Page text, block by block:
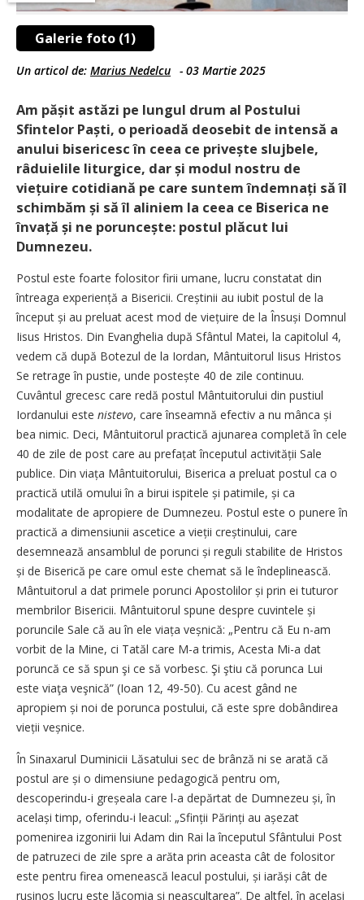
Galerie foto (1)
Un articol de: Marius Nedelcu - 03 Martie 2025
Am pășit astăzi pe lungul drum al Postului
Sfintelor Paști, o perioadă deosebit de intensă a
anului bise­ricesc în ceea ce privește slujbele,
râduielile liturgice, dar și modul nostru de
viețuire cotidiană pe care suntem îndemnați să îl
schimbăm și să îl aliniem la ceea ce Biserica ne
învață și ne poruncește: postul plăcut lui
Dumnezeu.
Postul este foarte folositor firii umane, lucru constatat din
întreaga expe­riență a Bisericii. Creștinii au iubit postul de la
început și au preluat acest mod de viețuire de la Însuși Domnul
Iisus Hristos. Din Evanghelia după Sfântul Matei, la capitolul 4,
vedem că după Botezul de la Iordan, Mântuitorul Iisus Hristos
Se retrage în pustie, unde postește 40 de zile continuu.
Cuvântul grecesc care redă postul Mântuitorului din pustiul
Iordanului este nistevo, care înseamnă efectiv a nu mânca și
bea nimic. Deci, Mântuitorul practică aju­narea completă în cele
40 de zile de post care au prefațat începutul activității Sale
publice. Din viața Mân­tuitorului, Biserica a preluat postul ca o
practică utilă omului în a birui ispitele și patimile, și ca
modalitate de apropiere de Dumnezeu. Postul este o punere în
practică a dimensiunii ascetice a vieții crești­nului, care
desemnează ansamblul de porunci și reguli stabilite de Hristos
și de Biserică pe care omul este chemat să le îndeplinească.
Mântuitorul a dat primele porunci Apostolilor și prin ei tuturor
membrilor Bisericii. Mântuitorul spune despre cuvintele și
poruncile Sale că au în ele viața veșnică: „Pentru că Eu n-am
vorbit de la Mine, ci Tatăl care M-a trimis, Acesta Mi-a dat
poruncă ce să spun şi ce să vorbesc. Şi ştiu că porunca Lui
este viaţa veşnică” (Ioan 12, 49-50). Cu acest gând ne
apropiem și noi de porunca postului, că este spre dobândirea
vieții veșnice.
În Sinaxarul Duminicii Lăsatului sec de brânză ni se arată că
postul are și o dimensiune pedagogică pentru om,
descoperindu-i greșeala care l-a depărtat de Dumnezeu și, în
ace­lași timp, oferindu-i leacul: „Sfinții Părinți au așezat
pomenirea izgonirii lui Adam din Rai la începutul Sfântului Post
de patruzeci de zile spre a arăta prin aceasta cât de folositor
este pentru firea omenească leacul postului, și iarăși cât de
rușinos lucru este lăcomia și neascultarea”. De altfel, în același